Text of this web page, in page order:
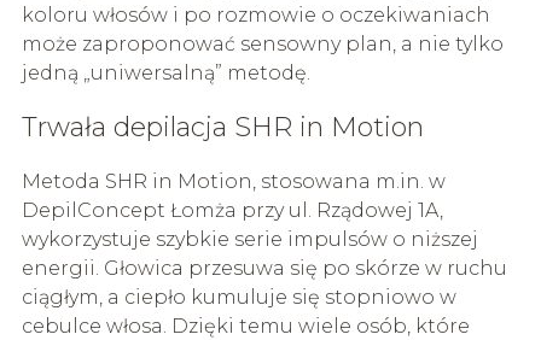
koloru włosów i po rozmowie o oczekiwaniach
może zaproponować sensowny plan, a nie tylko
jedną „uniwersalną” metodę.
Trwała depilacja SHR in Motion
Metoda SHR in Motion, stosowana m.in. w
DepilConcept Łomża przy ul. Rządowej 1A,
wykorzystuje szybkie serie impulsów o niższej
energii. Głowica przesuwa się po skórze w ruchu
ciągłym, a ciepło kumuluje się stopniowo w
cebulce włosa. Dzięki temu wiele osób, które